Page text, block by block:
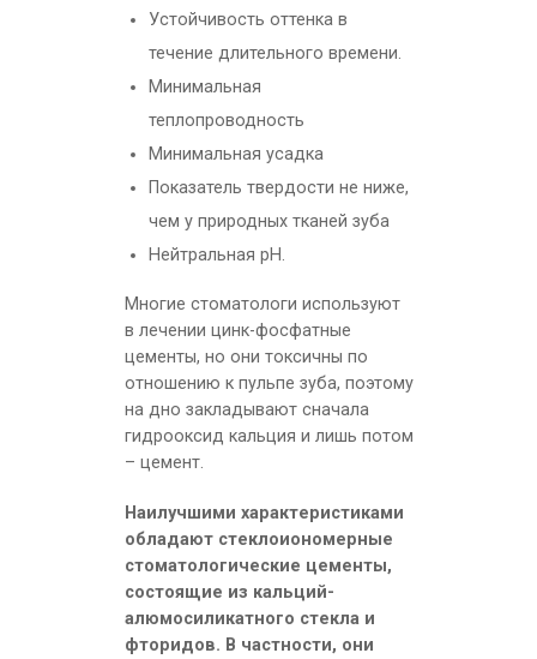
Устойчивость оттенка в
течение длительного времени.
Минимальная
теплопроводность
Минимальная усадка
Показатель твердости не ниже,
чем у природных тканей зуба
Нейтральная pH.
Многие стоматологи используют
в лечении цинк-фосфатные
цементы, но они токсичны по
отношению к пульпе зуба, поэтому
на дно закладывают сначала
гидрооксид кальция и лишь потом
– цемент.
Наилучшими характеристиками
обладают стеклоиономерные
стоматологические цементы,
состоящие из кальций-
алюмосиликатного стекла и
фторидов. В частности, они